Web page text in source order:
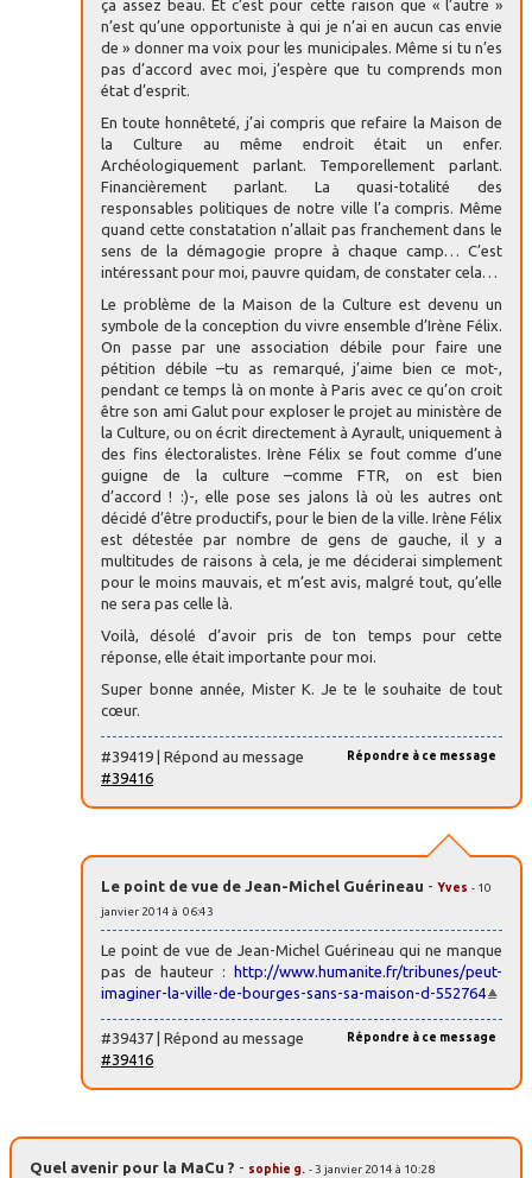
ça assez beau. Et c’est pour cette raison que « l’autre »
n’est qu’une opportuniste à qui je n’ai en aucun cas envie
de » donner ma voix pour les municipales. Même si tu n’es
pas d’accord avec moi, j’espère que tu comprends mon
état d’esprit.
En toute honnêteté, j’ai compris que refaire la Maison de
la Culture au même endroit était un enfer.
Archéologiquement parlant. Temporellement parlant.
Financièrement parlant. La quasi-totalité des
responsables politiques de notre ville l’a compris. Même
quand cette constatation n’allait pas franchement dans le
sens de la démagogie propre à chaque camp… C’est
intéressant pour moi, pauvre quidam, de constater cela…
Le problème de la Maison de la Culture est devenu un
symbole de la conception du vivre ensemble d’Irène Félix.
On passe par une association débile pour faire une
pétition débile –tu as remarqué, j’aime bien ce mot-,
pendant ce temps là on monte à Paris avec ce qu’on croit
être son ami Galut pour exploser le projet au ministère de
la Culture, ou on écrit directement à Ayrault, uniquement à
des fins électoralistes. Irène Félix se fout comme d’une
guigne de la culture –comme FTR, on est bien
d’accord ! :)-, elle pose ses jalons là où les autres ont
décidé d’être productifs, pour le bien de la ville. Irène Félix
est détestée par nombre de gens de gauche, il y a
multitudes de raisons à cela, je me déciderai simplement
pour le moins mauvais, et m’est avis, malgré tout, qu’elle
ne sera pas celle là.
Voilà, désolé d’avoir pris de ton temps pour cette
réponse, elle était importante pour moi.
Super bonne année, Mister K. Je te le souhaite de tout
cœur.
Répondre à ce message
#39419 | Répond au message
#39416
Le point de vue de Jean-Michel Guérineau - Yves - 10
janvier 2014 à 06:43
Le point de vue de Jean-Michel Guérineau qui ne manque
pas de hauteur : http://www.humanite.fr/tribunes/peut-
imaginer-la-ville-de-bourges-sans-sa-maison-d-552764
Répondre à ce message
#39437 | Répond au message
#39416
Quel avenir pour la MaCu ? - sophie g. - 3 janvier 2014 à 10:28